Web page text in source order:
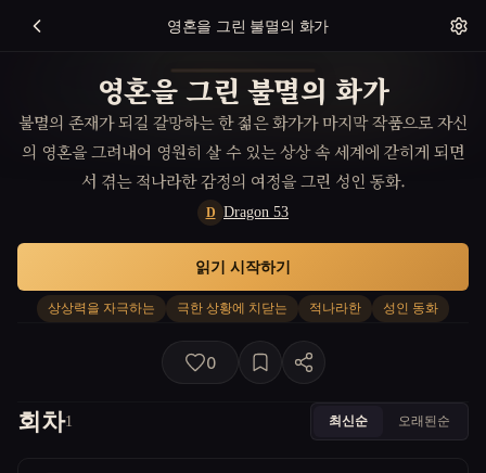
영혼을 그린 불멸의 화가
영혼을 그린 불멸의 화가
불멸의 존재가 되길 갈망하는 한 젊은 화가가 마지막 작품으로 자신
의 영혼을 그려내어 영원히 살 수 있는 상상 속 세계에 갇히게 되면
서 겪는 적나라한 감정의 여정을 그린 성인 동화.
D Dragon 53
상상력을 자극하는 극한 상황에 치닫는 적나라한 성인 동화
읽기 시작하기
0
회차1 최신순 오래된순